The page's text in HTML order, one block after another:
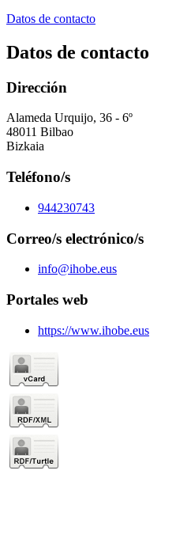
Datos de contacto
Datos de contacto
Dirección
Alameda Urquijo, 36 - 6º
48011 Bilbao
Bizkaia
Teléfono/s
944230743
Correo/s electrónico/s
info@ihobe.eus
Portales web
https://www.ihobe.eus